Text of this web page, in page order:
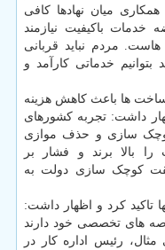
میان نهادها کافی
باکیفیت نیازمند
مردم نباید قربانی
خدماتی کارآمد و
ها باعث کاهش هزینه
داشت: تجربه کشورهای
سازی و حذف موازی
بالا برند و فشار بر
کوچک سازی دولت به
تاکید کرد و اظهار داشت:
های تخصصی خود دارند
رئیس اداره کار در